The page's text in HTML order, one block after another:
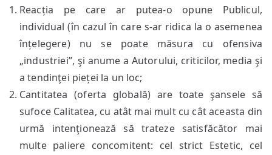
Reacția pe care ar putea-o opune Publicul,
individual (în cazul în care s-ar ridica la o asemenea
înțelegere) nu se poate măsura cu ofensiva
„industriei”, şi anume a Autorului, criticilor, media şi
a tendinţei pieței la un loc;
Cantitatea (oferta globală) are toate şansele să
sufoce Calitatea, cu atât mai mult cu cât aceasta din
urmă intenţionează să trateze satisfăcător mai
multe paliere concomitent: cel strict Estetic, cel